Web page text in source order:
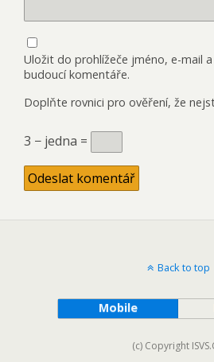
Uložit do prohlížeče jméno, e-mail
budoucí komentáře.
Doplňte rovnici pro ověření, že
3 − jedna =
Back to top
Mobile
(c) Copyright